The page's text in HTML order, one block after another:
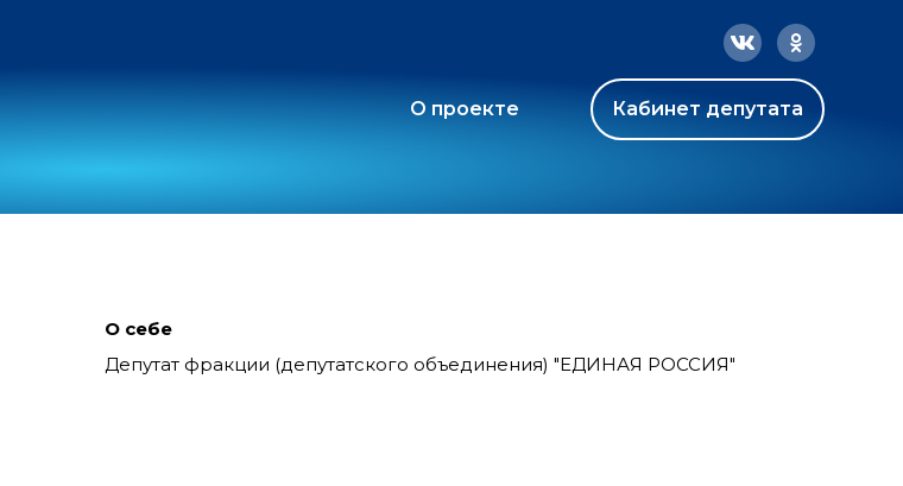
О проекте Кабинет депутата
О себе
Депутат фракции (депутатского объединения) "ЕДИНАЯ РОССИЯ"